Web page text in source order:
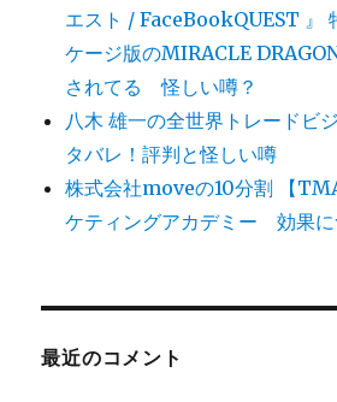
エスト / FaceBookQUEST 』
ケージ版のMIRACLE
されてる 怪しい噂？
八木 雄一の全世界トレードビ
タバレ！評判と怪しい噂
株式会社moveの10分割 【
ケティングアカデミー 効果に
最近のコメント